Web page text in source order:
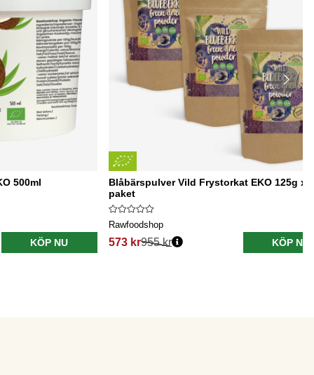
500ml
KÖP NU
Blåbärspulver Vild Frystorkat EKO 125g x 3
paket
Rawfoodshop
573 kr955 kr KÖP NU